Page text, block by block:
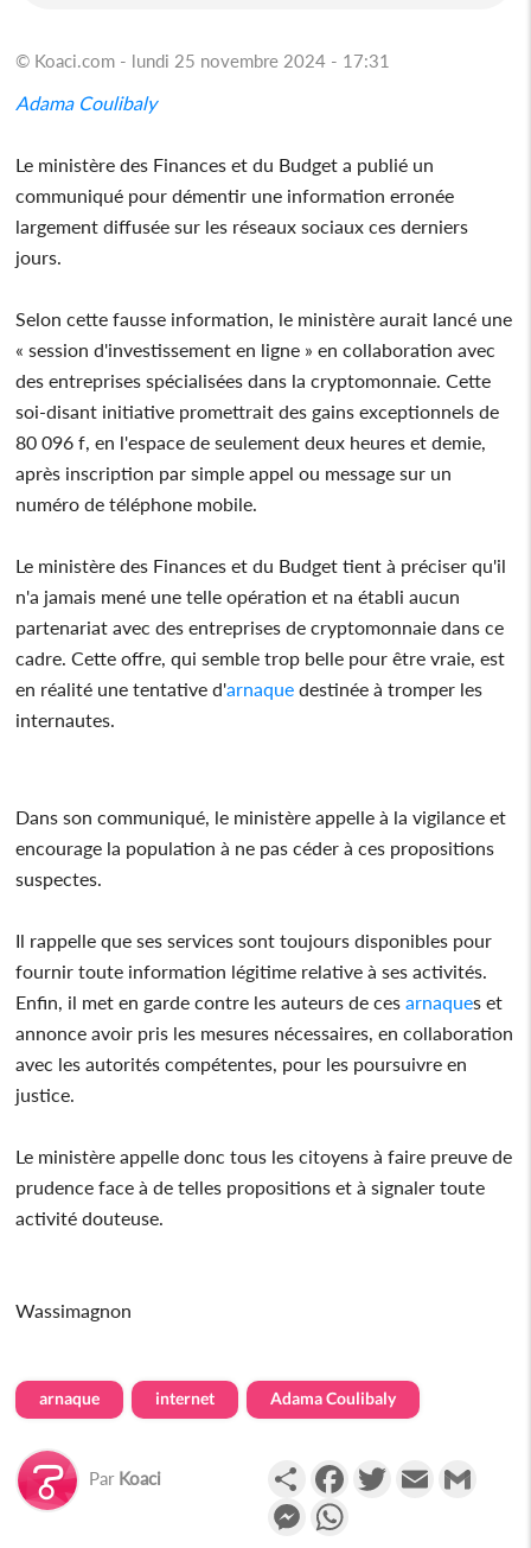
© Koaci.com - lundi 25 novembre 2024 - 17:31
Adama Coulibaly
Le ministère des Finances et du Budget a publié un
communiqué pour démentir une information erronée
largement diffusée sur les réseaux sociaux ces derniers
jours.
Selon cette fausse information, le ministère aurait lancé une
« session d'investissement en ligne » en collaboration avec
des entreprises spécialisées dans la cryptomonnaie. Cette
soi-disant initiative promettrait des gains exceptionnels de
80 096 f, en l'espace de seulement deux heures et demie,
après inscription par simple appel ou message sur un
numéro de téléphone mobile.
Le ministère des Finances et du Budget tient à préciser qu'il
n'a jamais mené une telle opération et na établi aucun
partenariat avec des entreprises de cryptomonnaie dans ce
cadre. Cette offre, qui semble trop belle pour être vraie, est
en réalité une tentative d'arnaque destinée à tromper les
internautes.
Dans son communiqué, le ministère appelle à la vigilance et
encourage la population à ne pas céder à ces propositions
suspectes.
Il rappelle que ses services sont toujours disponibles pour
fournir toute information légitime relative à ses activités.
Enfin, il met en garde contre les auteurs de cesarnaques et
annonce avoir pris les mesures nécessaires, en collaboration
avec les autorités compétentes, pour les poursuivre en
justice.
Le ministère appelle donc tous les citoyens à faire preuve de
prudence face à de telles propositions et à signaler toute
activité douteuse.
Wassimagnon
arnaque internet Adama Coulibaly
Par Koaci PartagerFacebookTwitterEmail
Messenger